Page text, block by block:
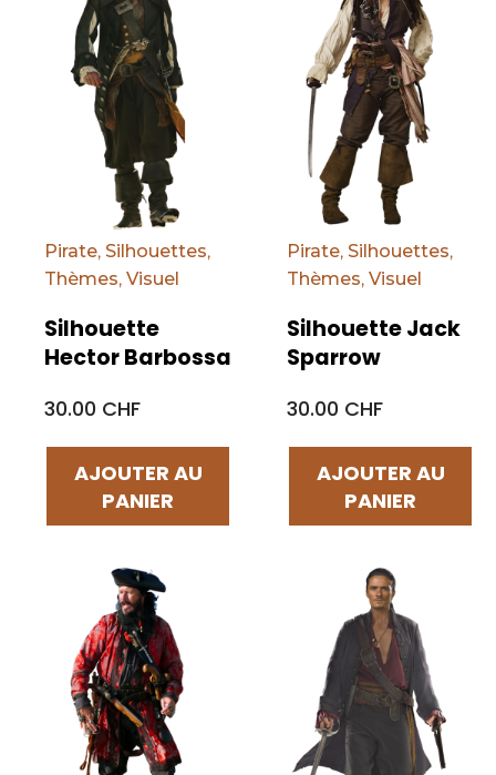
Pirate, Silhouettes,
Thèmes, Visuel
Silhouette
Hector Barbossa
30.00 CHF
AJOUTER AU
PANIER
Pirate, Silhouettes,
Thèmes, Visuel
Silhouette Jack
Sparrow
30.00 CHF
AJOUTER AU
PANIER
Par défaut